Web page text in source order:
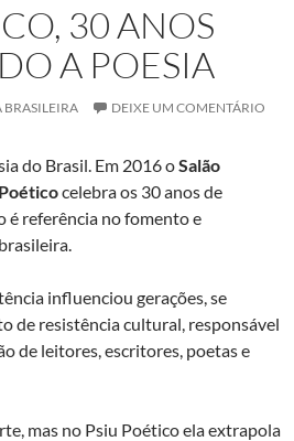
30 ANOS
A POESIA
DEIXE UM COMENTÁRIO
do Brasil. Em 2016 oSalão
celebra os 30 anos de
é referência no fomento e
influenciou gerações, se
de resistência cultural, responsável
de leitores, escritores, poetas e
mas no Psiu Poético ela extrapola